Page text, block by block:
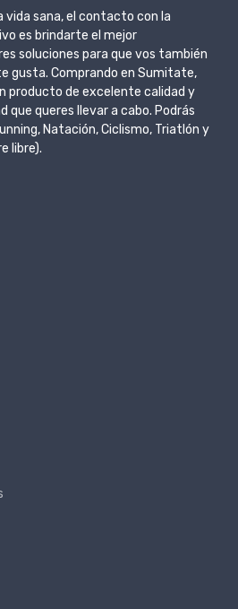
vida sana, el contacto con la
es brindarte el mejor
soluciones para que vos también
gusta. Comprando en Sumitate,
producto de excelente calidad y
que queres llevar a cabo. Podrás
Natación, Ciclismo, Triatlón y
libre).